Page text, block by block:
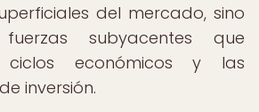
del mercado, sino
subyacentes que
ciclos económicos y las
inversión.